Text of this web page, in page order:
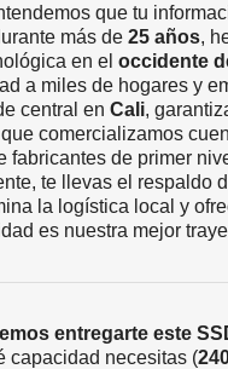
que tu
más de 25 años,
en el occidente
a miles de hogares y
central en Cali,
comercializamos
fabricantes de primer
te llevas el respaldo
la logística local y
es nuestra mejor
entregarte este
capacidad necesitas (